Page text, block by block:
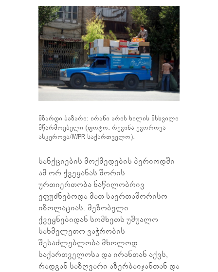
მზარდი ბაზარი: ირანი არის ხილის მსხვილი
მწარმოებელი (ფოტო: რეგინა ეგოროვა-
ასკეროვა/IWPR საქართველო).
სანქციების მოქმედების პერიოდში
ამ ორ ქვეყანას შორის
ურთიერთობა ნაწილობრივ
ეფუძნებოდა მათ საერთაშორისო
იზოლაციას. მეზობელი
ქვეყნებიდან სომხეთს უშუალო
სახმელეთო ვაჭრობის
შესაძლებლობა მხოლოდ
საქართველოსა და ირანთან აქვს,
რადგან საზღვარი აზერბაიჯანთან და